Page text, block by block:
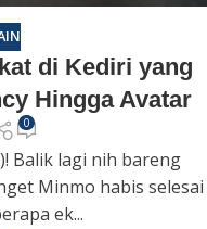
di Kediri yang
Hingga Avatar
0
Balik lagi nih bareng
Minmo habis selesai
ek...